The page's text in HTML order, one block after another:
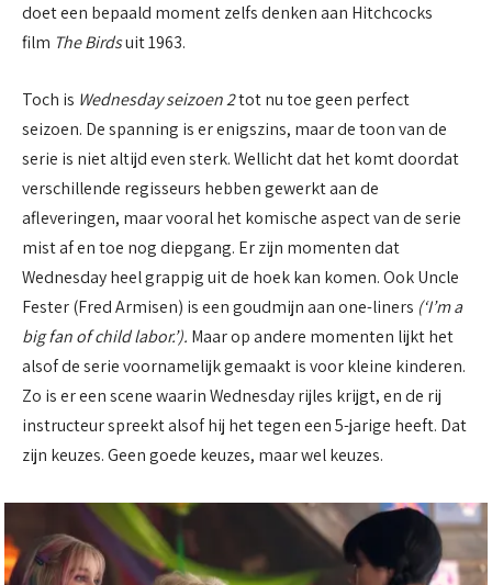
doet een bepaald moment zelfs denken aan Hitchcocks
film The Birdsuit 1963.
Toch is Wednesday seizoen 2tot nu toe geen perfect
seizoen. De spanning is er enigszins, maar de toon van de
serie is niet altijd even sterk. Wellicht dat het komt doordat
verschillende regisseurs hebben gewerkt aan de
afleveringen, maar vooral het komische aspect van de serie
mist af en toe nog diepgang. Er zijn momenten dat
Wednesday heel grappig uit de hoek kan komen. Ook Uncle
Fester (Fred Armisen) is een goudmijn aan one-liners (‘I’m a
big fan of child labor.’). Maar op andere momenten lijkt het
alsof de serie voornamelijk gemaakt is voor kleine kinderen.
Zo is er een scene waarin Wednesday rijles krijgt, en de rij
instructeur spreekt alsof hij het tegen een 5-jarige heeft. Dat
zijn keuzes. Geen goede keuzes, maar wel keuzes.